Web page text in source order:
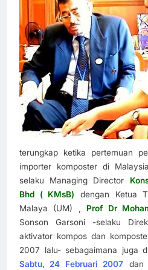
terungkap ketika pertemuan
importer komposter di
selaku Managing Director
Bhd ( KMsB)
dengan Ketua
Malaya (UM) , Prof Dr
Sonson Garsoni -selaku
aktivator kompos dan
2007 lalu- sebagaimana juga
Sabtu, 24 Februari 2007
dan